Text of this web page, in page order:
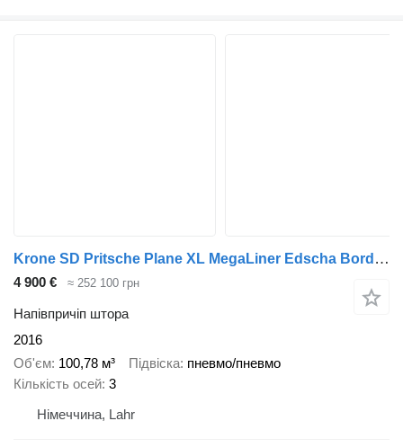
Krone SD Pritsche Plane XL MegaLiner Edscha Bordwände
4 900 € ≈ 252 100 грн
Напівпричіп штора
2016
Об'єм 100,78 м³ Підвіска пневмо/пневмо
Кількість осей 3
Німеччина, Lahr